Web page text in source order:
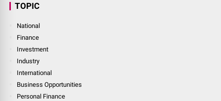
TOPIC
National
Finance
Investment
Industry
International
Business Opportunities
Personal Finance